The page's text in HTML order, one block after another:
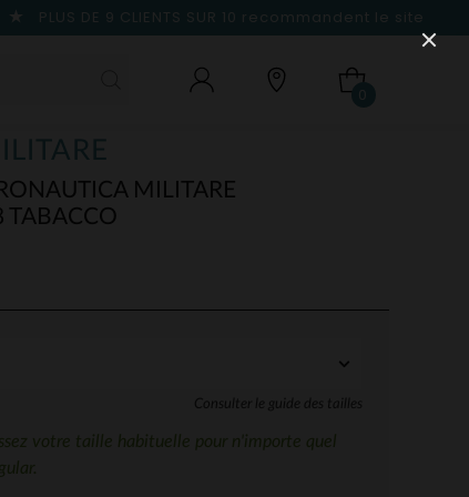
PLUS DE 9 CLIENTS SUR 10 recommandent le site
0
MILITARE
Consulter le guide des tailles
votre taille habituelle pour n'importe quel